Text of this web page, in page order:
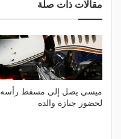
مقالات ذات صلة
ميسي يصل إلى مسقط رأسه
لحضور جنازة والده